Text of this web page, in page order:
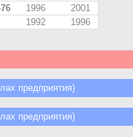
1996
2001
1992 1996
предприятия)
предприятия)